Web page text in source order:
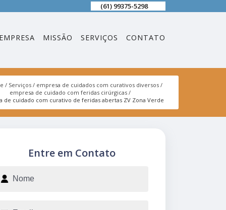
(61) 99375-5298
MISSÃO SERVIÇOS CONTATO
Serviços
empresa de cuidados com curativos diversos
empresa de cuidado com feridas cirúrgicas
de cuidado com curativo de feridas abertas ZV Zona Verde
Entre em Contato